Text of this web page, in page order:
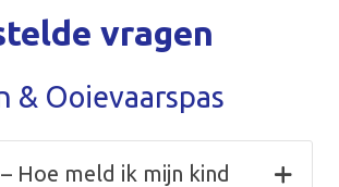
vragen
& Ooievaarspas
Hoe meld ik mijn kind